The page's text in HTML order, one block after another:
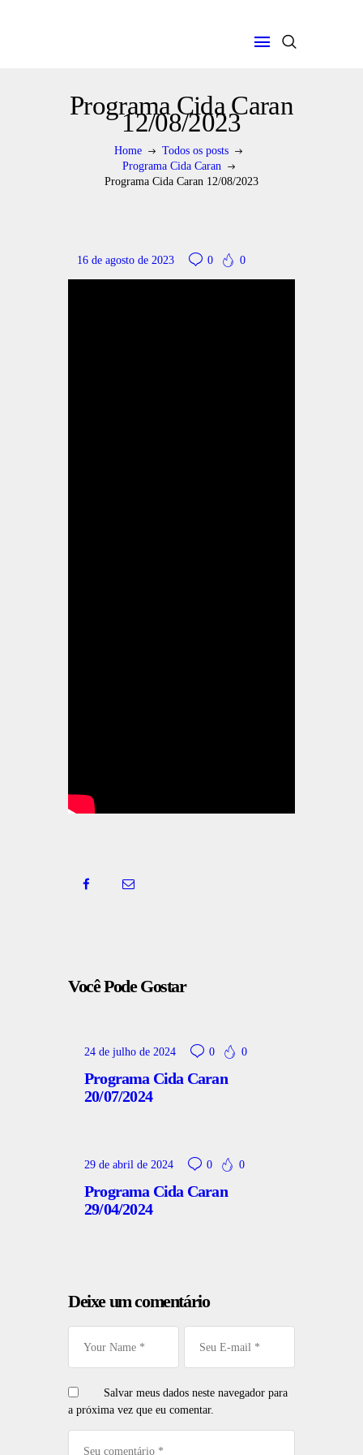
Programa Cida Caran
12/08/2023
Home
Todos os posts
Programa Cida Caran
Programa Cida Caran 12/08/2023
HOME
SOBRE
CARAN
CONTATO
16 de agosto de 2023 0 0
Você Pode Gostar
24 de julho de 2024 0 0
Programa Cida Caran
20/07/2024
29 de abril de 2024 0 0
Programa Cida Caran
29/04/2024
Deixe um comentário
Salvar meus dados neste navegador para
a próxima vez que eu comentar.